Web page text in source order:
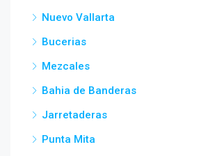
Nuevo Vallarta
Bucerias
Mezcales
Bahia de Banderas
Jarretaderas
Punta Mita